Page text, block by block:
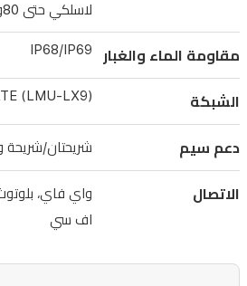
C،
ودعم
شرائحين.
،
تجربة
متكاملة
المحلية.
لاسلكي حتى 80واط
مقاومة الماء والغبار IP68/IP69
الشبكة (LMU-LX9)
دعم سيم شريحتان/شريحة
الاتصال
اف سي